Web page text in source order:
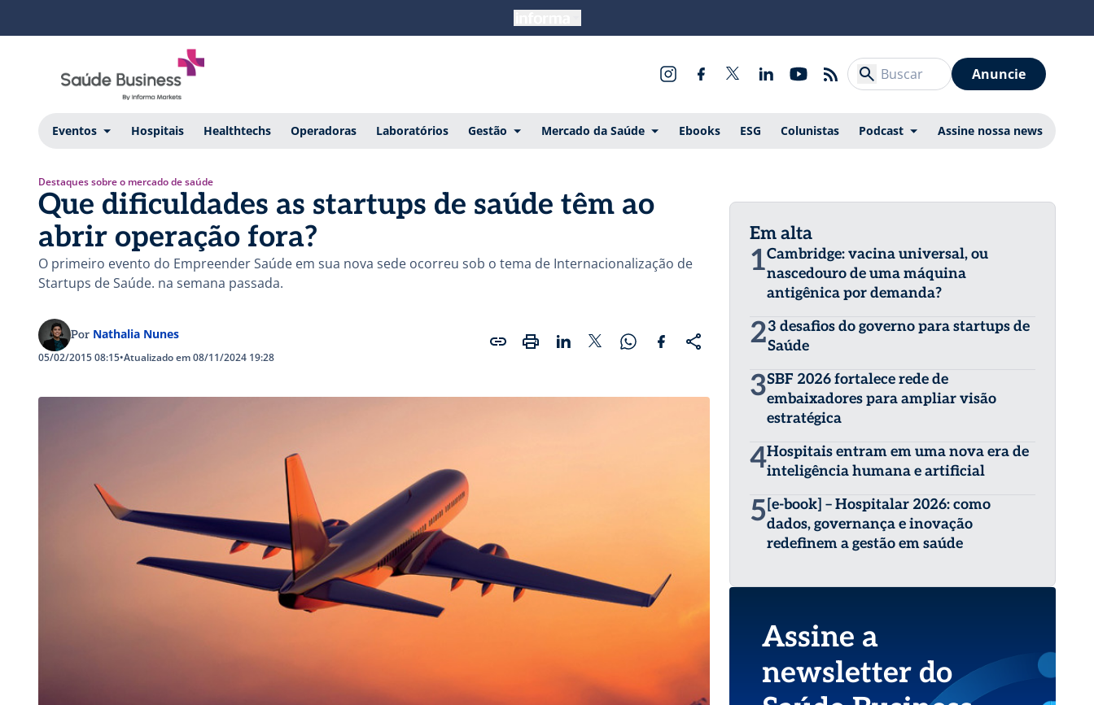
Anuncie
Eventos Hospitais Healthtechs Operadoras Laboratórios Gestão Mercado da Saúde Ebooks ESG Colunistas Podcast Assine nossa news
Destaques sobre o mercado de saúde
Que dificuldades as startups de saúde têm ao
abrir operação fora?
O primeiro evento do Empreender Saúde em sua nova sede ocorreu sob o tema de Internacionalização de
Startups de Saúde. na semana passada.
Por Nathalia Nunes
05/02/2015 08:15•Atualizado em 08/11/2024 19:28
Em alta
1Cambridge: vacina universal, ou
nascedouro de uma máquina
antigênica por demanda?
23 desafios do governo para startups de
Saúde
3SBF 2026 fortalece rede de
embaixadores para ampliar visão
estratégica
4Hospitais entram em uma nova era de
inteligência humana e artificial
5 [e-book] – Hospitalar 2026: como
dados, governança e inovação
redefinem a gestão em saúde
Assine a
newsletter do